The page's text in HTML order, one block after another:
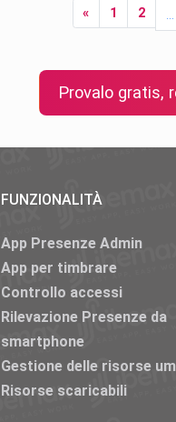
Provalo gratis,
FUNZIONALITÀ
App Presenze Admin
App per timbrare
Controllo accessi
Rilevazione Presenze da
smartphone
Gestione delle risorse
Risorse scaricabili